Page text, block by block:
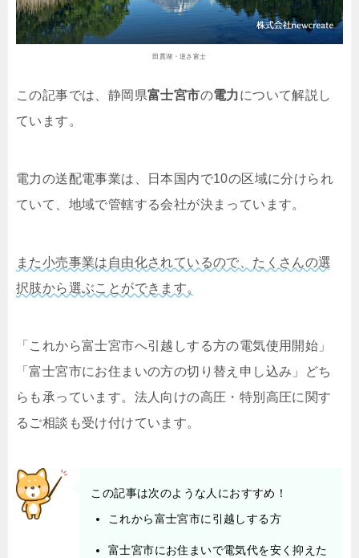
田貫湖・逆さ富士
この記事では、静岡県富士宮市の電力について解説し
ています。
電力の送配電事業は、日本国内で10の区域に分けられ
ていて、地域で管轄する会社が決まっています。
また小売事業は自由化されているので、たくさんの選
択肢から選ぶことができます。
「これから富士宮市へ引越しする方の電気使用開始」
「富士宮市にお住まいの方の切り替え申し込み」どち
らも承っています。法人向けの高圧・特別高圧に関す
るご相談も受け付けています。
この記事は次のような人におすすめ！
これから富士宮市に引越しする方
富士宮市にお住まいで電気代を安く抑えた